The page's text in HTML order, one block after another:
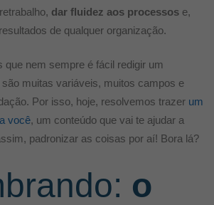
dar fluidez aos processos e,
de qualquer organização.
que nem sempre é fácil redigir um
são muitas variáveis, muitos campos e
Por isso, hoje, resolvemos trazer um
você, um conteúdo que vai te ajudar a
padronizar as coisas por aí! Bora lá?
o